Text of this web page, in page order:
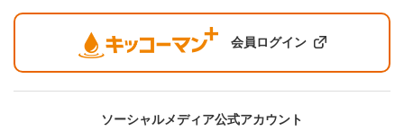
会員ログイン
ソーシャルメディア公式アカウント